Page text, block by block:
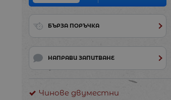
БЪРЗА ПОРЪЧКА
НАПРАВИ ЗАПИТВАНЕ
Чинове двуместни